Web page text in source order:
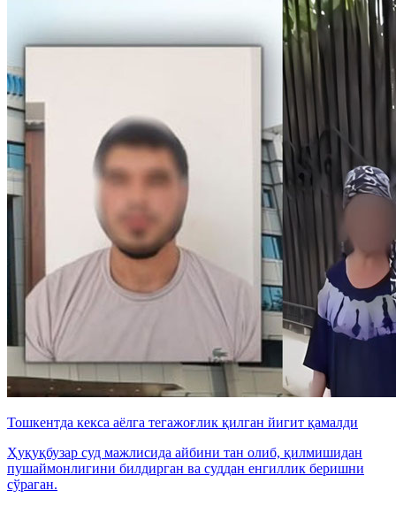
Тошкентда кекса аёлга тегажоғлик қилган йигит қамалди
Ҳуқуқбузар суд мажлисида айбини тан олиб, қилмишидан
пушаймонлигини билдирган ва суддан енгиллик беришни
сўраган.